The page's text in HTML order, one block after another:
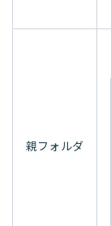
親フォルダ